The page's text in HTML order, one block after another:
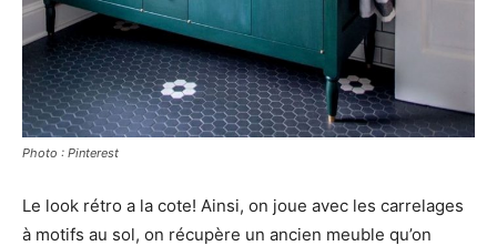
Photo : Pinterest
Le look rétro a la cote! Ainsi, on joue avec les carrelages
à motifs au sol, on récupère un ancien meuble qu’on